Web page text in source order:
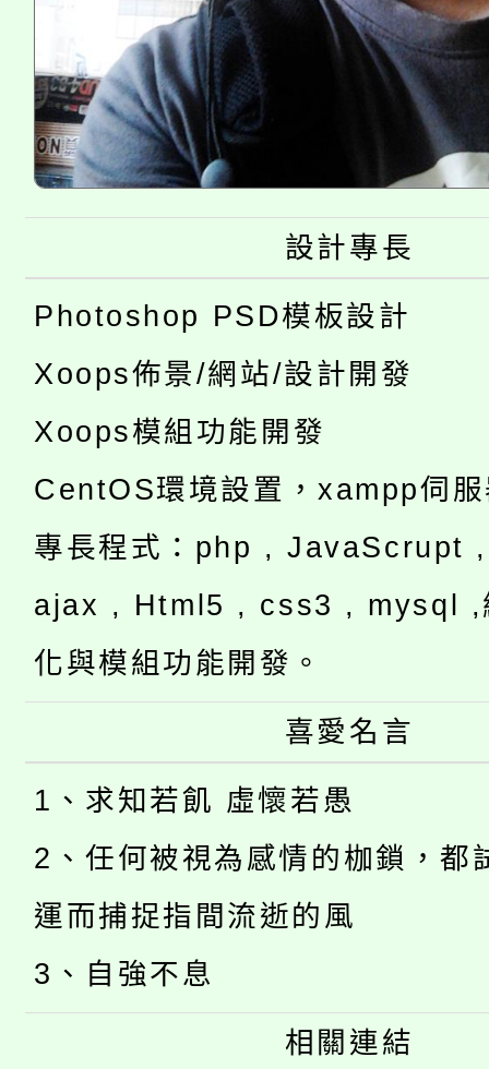
設計專長
Photoshop PSD模板設計
Xoops佈景/網站/設計開發
Xoops模組功能開發
CentOS環境設置，xampp伺
專長程式：php , JavaScrupt
ajax , Html5 , css3 , mysql ,
化與模組功能開發。
喜愛名言
1、求知若飢 虛懷若愚
2、任何被視為感情的枷鎖，都
運而捕捉指間流逝的風
3、自強不息
相關連結